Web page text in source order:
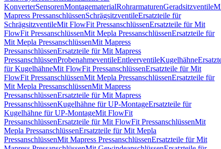
KonverterSensorenMontagematerialRohrarmaturenGeradsitzventile
Mapress PressanschlüssenSchrägsitzventileErsatzteile für
SchrägsitzventileMit FlowFit PressanschlüssenErsatzteile für Mit
FlowFit PressanschlüssenMit Mepla PressanschlüssenErsatzteile für
Mit Mepla PressanschlüssenMit Mapress
PressanschlüssenErsatzteile für Mit Mapress
PressanschlüssenProbenahmeventileEntleerventileKugelhähne
für KugelhähneMit FlowFit PressanschlüssenErsatzteile für Mit
FlowFit PressanschlüssenMit Mepla PressanschlüssenErsatzteile für
Mit Mepla PressanschlüssenMit Mapress
PressanschlüssenErsatzteile für Mit Mapress
PressanschlüssenKugelhähne für UP-MontageErsatzteile für
Kugelhähne für UP-MontageMit FlowFit
PressanschlüssenErsatzteile für Mit FlowFit PressanschlüssenMit
Mepla PressanschlüssenErsatzteile für Mit Mepla
PressanschlüssenMit Mapress PressanschlüssenErsatzteile für Mit